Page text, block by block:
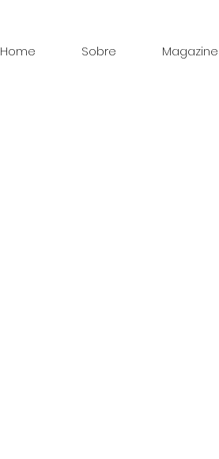
Home Sobre Magazine